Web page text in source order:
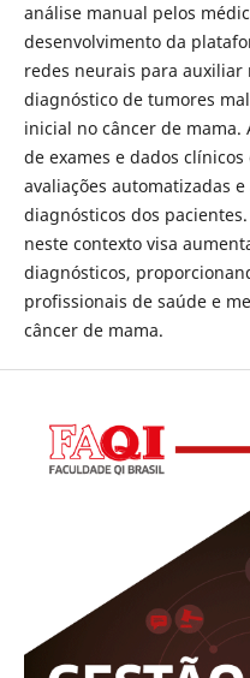
análise manual pelos
desenvolvimento da
redes neurais para auxiliar
diagnóstico de tumores
inicial no câncer de
de exames e dados
avaliações automatizadas
diagnósticos dos
neste contexto visa
diagnósticos,
profissionais de saúde e
câncer de mama.